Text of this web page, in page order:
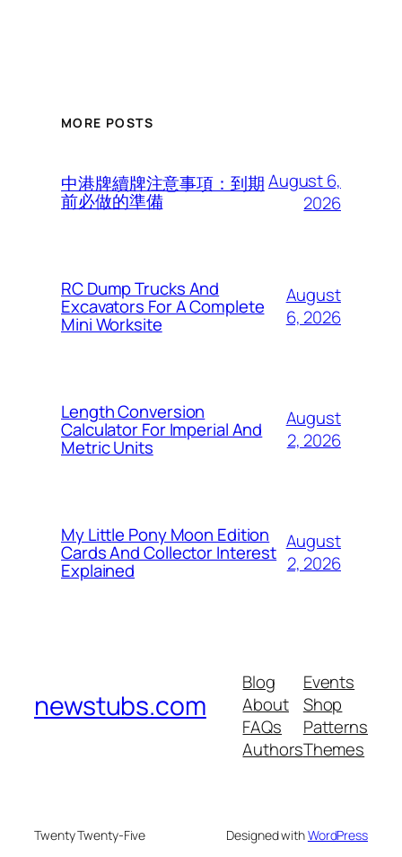
MORE POSTS
中港牌續牌注意事項：到期
前必做的準備
August 6,
2026
RC Dump Trucks And
Excavators For A Complete
Mini Worksite
August
6, 2026
Length Conversion
Calculator For Imperial And
Metric Units
August
2, 2026
My Little Pony Moon Edition
Cards And Collector Interest
Explained
August
2, 2026
newstubs.com
Blog
About
FAQs
Authors
Events
Shop
Patterns
Themes
Twenty Twenty-Five Designed withWordPress